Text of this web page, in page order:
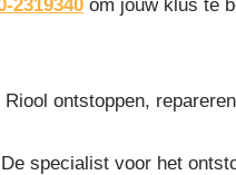
2319340 om jouw klus te
ontstoppen,
De specialist voor het